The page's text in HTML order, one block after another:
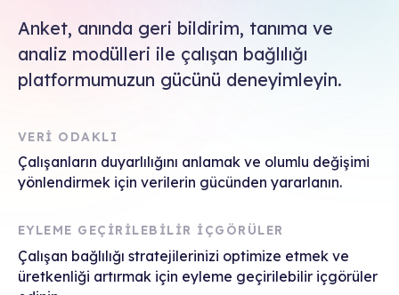
Anket, anında geri bildirim, tanıma ve
analiz modülleri ile çalışan bağlılığı
platformumuzun gücünü deneyimleyin.
VERİ ODAKLI
Çalışanların duyarlılığını anlamak ve olumlu değişimi
yönlendirmek için verilerin gücünden yararlanın.
EYLEME GEÇİRİLEBİLİR İÇGÖRÜLER
Çalışan bağlılığı stratejilerinizi optimize etmek ve
üretkenliği artırmak için eyleme geçirilebilir içgörüler